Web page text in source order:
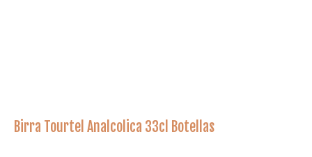
Birra Tourtel Analcolica 33cl Botellas